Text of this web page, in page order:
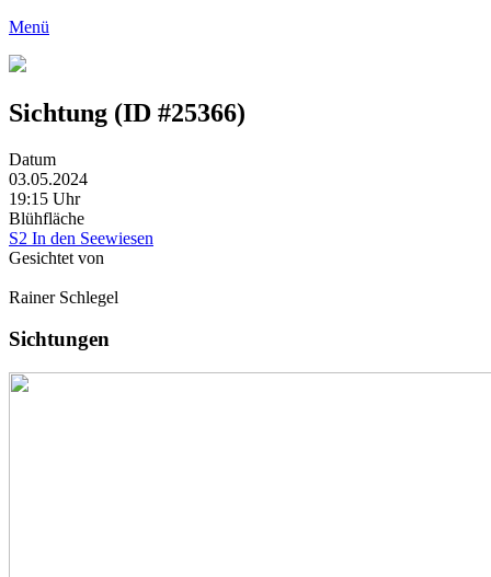
Menü
Sichtung (ID #25366)
Datum
03.05.2024
19:15 Uhr
Blühfläche
S2 In den Seewiesen
Gesichtet von
Rainer Schlegel
Sichtungen